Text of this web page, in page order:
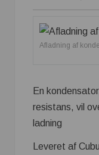
Afladning af
En
resistans, vil
ladning
Leveret af